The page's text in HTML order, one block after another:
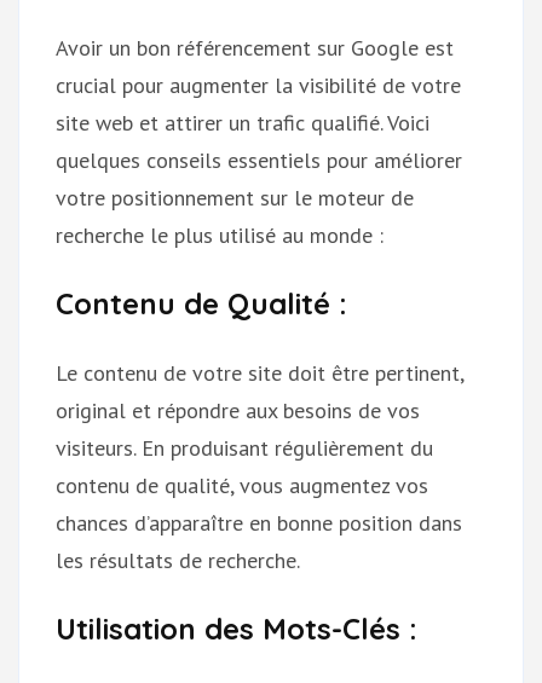
Avoir un bon référencement sur Google est
crucial pour augmenter la visibilité de votre
site web et attirer un trafic qualifié. Voici
quelques conseils essentiels pour améliorer
votre positionnement sur le moteur de
recherche le plus utilisé au monde :
Contenu de Qualité :
Le contenu de votre site doit être pertinent,
original et répondre aux besoins de vos
visiteurs. En produisant régulièrement du
contenu de qualité, vous augmentez vos
chances d’apparaître en bonne position dans
les résultats de recherche.
Utilisation des Mots-Clés :